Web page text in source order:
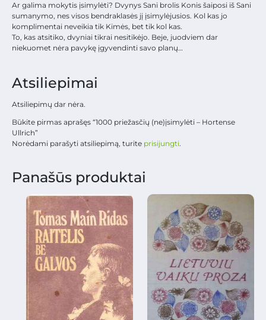
Ar galima mokytis įsimylėti? Dvynys Sani brolis Konis šaiposi iš Sani
sumanymo, nes visos bendraklasės jį įsimylėjusios. Kol kas jo
komplimentai neveikia tik Kimės, bet tik kol kas.
To, kas atsitiko, dvyniai tikrai nesitikėjo. Beje, juodviem dar
niekuomet nėra pavykę įgyvendinti savo planų…
Atsiliepimai
Atsiliepimų dar nėra.
Būkite pirmas aprašęs “1000 priežasčių (ne)įsimylėti – Hortense
Ullrich”
Norėdami parašyti atsiliepimą, turite prisijungti.
Panašūs produktai